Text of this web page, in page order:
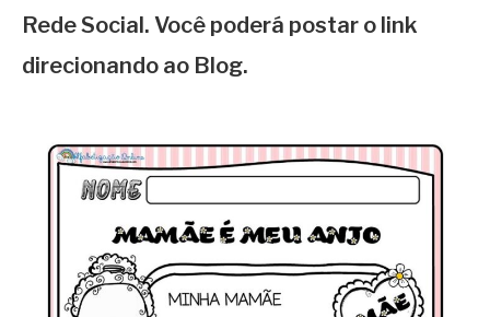
Rede Social. Você poderá postar o link
direcionando ao Blog.